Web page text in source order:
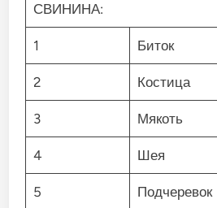
СВИНИНА:
1 Биток
2 Костица
3 Мякоть
4 Шея
5 Подчеревок